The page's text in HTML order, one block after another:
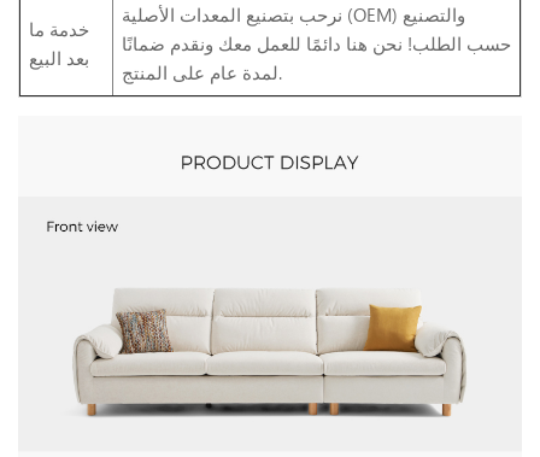
خدمة ما
بعد البيع
نرحب بتصنيع المعدات الأصلية (OEM) والتصنيع
حسب الطلب! نحن هنا دائمًا للعمل معك ونقدم ضمانًا
لمدة عام على المنتج.